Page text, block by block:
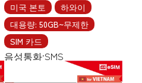
미국 본토
하와이
대용량: 50GB~무제한
SIM 카드
음성통화·SMS